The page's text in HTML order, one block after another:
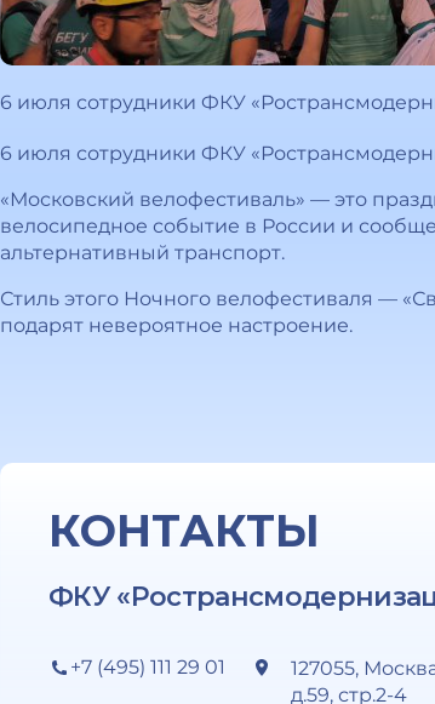
6 июля сотрудники ФКУ
6 июля сотрудники ФКУ
«Московский велофестиваль» — это
велосипедное событие в России и
альтернативный транспорт.
Стиль этого Ночного велофестиваля —
подарят невероятное настроение.
КОНТАКТЫ
ФКУ
+7 (495) 111 29 01
127055,
д.59, стр.2-4